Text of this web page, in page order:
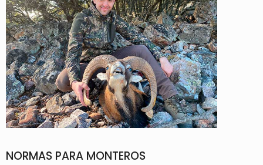
NORMAS PARA MONTEROS